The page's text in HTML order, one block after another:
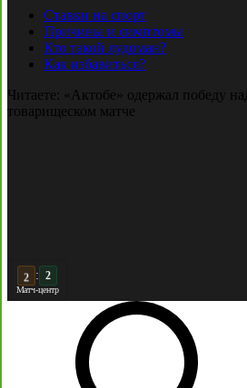
Ставки на спорт
Причины и симптомы
Кто такой лудоман?
Как избавиться?
Читаете: «Актобе» одержал победу
товарищеском матче
3 : 2
Матч-центр